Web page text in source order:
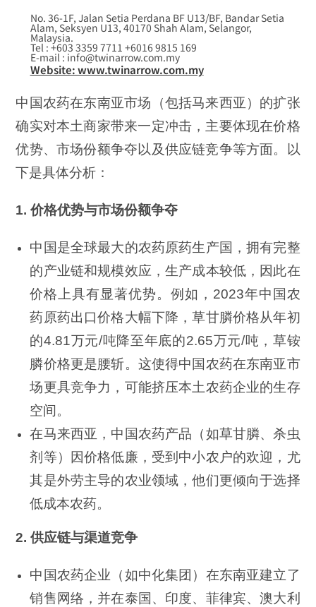
No. 36-1F, Jalan Setia Perdana BF U13/BF, Bandar Setia
Alam, Seksyen U13, 40170 Shah Alam, Selangor,
Malaysia.
Tel : +603 3359 7711 +6016 9815 169
E-mail : info@twinarrow.com.my
Website: www.twinarrow.com.my
中国农药在东南亚市场（包括马来西亚）的扩张
确实对本土商家带来一定冲击，主要体现在价格
优势、市场份额争夺以及供应链竞争等方面。以
下是具体分析：
1. 价格优势与市场份额争夺
中国是全球最大的农药原药生产国，拥有完整
的产业链和规模效应，生产成本较低，因此在
价格上具有显著优势。例如，2023年中国农
药原药出口价格大幅下降，草甘膦价格从年初
的4.81万元/吨降至年底的2.65万元/吨，草铵
膦价格更是腰斩。这使得中国农药在东南亚市
场更具竞争力，可能挤压本土农药企业的生存
空间。
在马来西亚，中国农药产品（如草甘膦、杀虫
剂等）因价格低廉，受到中小农户的欢迎，尤
其是外劳主导的农业领域，他们更倾向于选择
低成本农药。
2. 供应链与渠道竞争
中国农药企业（如中化集团）在东南亚建立了
销售网络，并在泰国、印度、菲律宾、澳大利